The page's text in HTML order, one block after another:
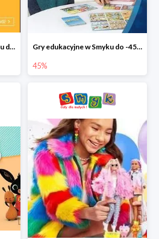
Bestsellery zabawek w Smyku do -45% Gry edukacyjne w Smyku do -45%
45%